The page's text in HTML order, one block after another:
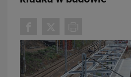
Budujemy nowoczesną kolej na
PRZECZYTAJ